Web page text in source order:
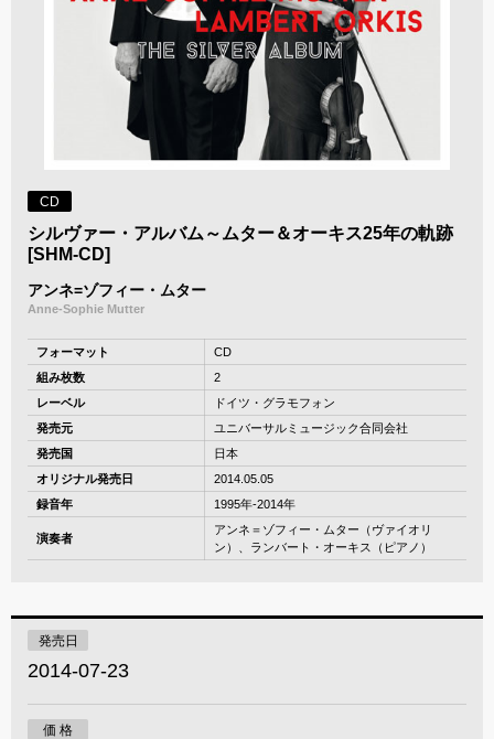
CD
シルヴァー・アルバム～ムター＆オーキス25年の軌跡
[SHM-CD]
アンネ=ゾフィー・ムター
Anne-Sophie Mutter
フォーマット
CD
組み枚数
2
レーベル
ドイツ・グラモフォン
発売元
ユニバーサルミュージック合同会社
発売国
日本
オリジナル発売日
2014.05.05
録音年
1995年-2014年
演奏者
アンネ＝ゾフィー・ムター（ヴァイオリ
ン）、ランバート・オーキス（ピアノ）
発売日
2014-07-23
価 格